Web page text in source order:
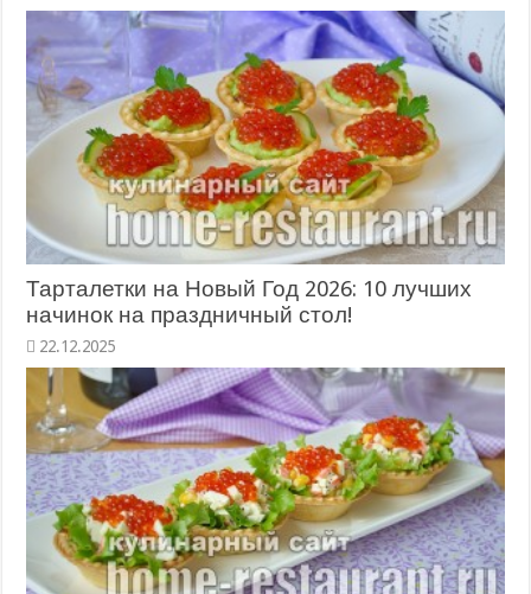
Тарталетки на Новый Год 2026: 10 лучших
начинок на праздничный стол!
22.12.2025